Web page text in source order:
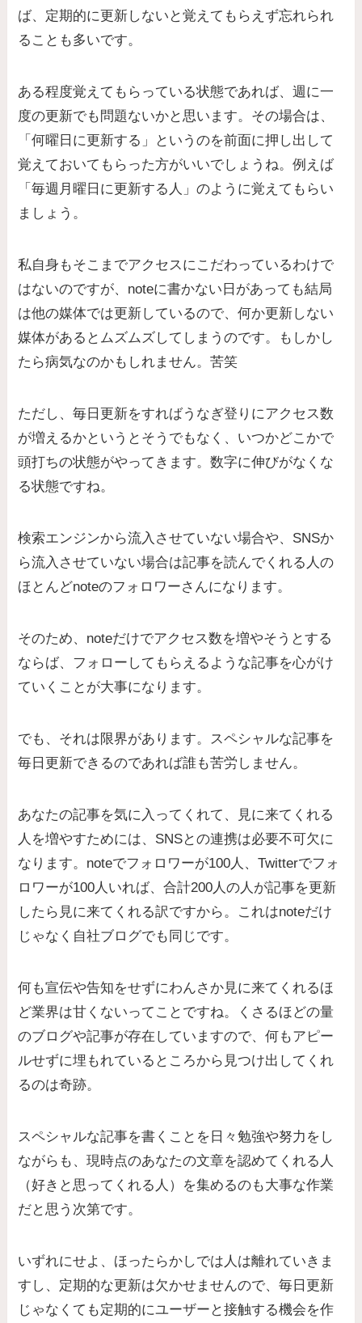
ば、定期的に更新しないと覚えてもらえず忘れられ
ることも多いです。
ある程度覚えてもらっている状態であれば、週に一
度の更新でも問題ないかと思います。その場合は、
「何曜日に更新する」というのを前面に押し出して
覚えておいてもらった方がいいでしょうね。例えば
「毎週月曜日に更新する人」のように覚えてもらい
ましょう。
私自身もそこまでアクセスにこだわっているわけで
はないのですが、noteに書かない日があっても結局
は他の媒体では更新しているので、何か更新しない
媒体があるとムズムズしてしまうのです。もしかし
たら病気なのかもしれません。苦笑
ただし、毎日更新をすればうなぎ登りにアクセス数
が増えるかというとそうでもなく、いつかどこかで
頭打ちの状態がやってきます。数字に伸びがなくな
る状態ですね。
検索エンジンから流入させていない場合や、SNSか
ら流入させていない場合は記事を読んでくれる人の
ほとんどnoteのフォロワーさんになります。
そのため、noteだけでアクセス数を増やそうとする
ならば、フォローしてもらえるような記事を心がけ
ていくことが大事になります。
でも、それは限界があります。スペシャルな記事を
毎日更新できるのであれば誰も苦労しません。
あなたの記事を気に入ってくれて、見に来てくれる
人を増やすためには、SNSとの連携は必要不可欠に
なります。noteでフォロワーが100人、Twitterでフォ
ロワーが100人いれば、合計200人の人が記事を更新
したら見に来てくれる訳ですから。これはnoteだけ
じゃなく自社ブログでも同じです。
何も宣伝や告知をせずにわんさか見に来てくれるほ
ど業界は甘くないってことですね。くさるほどの量
のブログや記事が存在していますので、何もアピー
ルせずに埋もれているところから見つけ出してくれ
るのは奇跡。
スペシャルな記事を書くことを日々勉強や努力をし
ながらも、現時点のあなたの文章を認めてくれる人
（好きと思ってくれる人）を集めるのも大事な作業
だと思う次第です。
いずれにせよ、ほったらかしでは人は離れていきま
すし、定期的な更新は欠かせませんので、毎日更新
じゃなくても定期的にユーザーと接触する機会を作